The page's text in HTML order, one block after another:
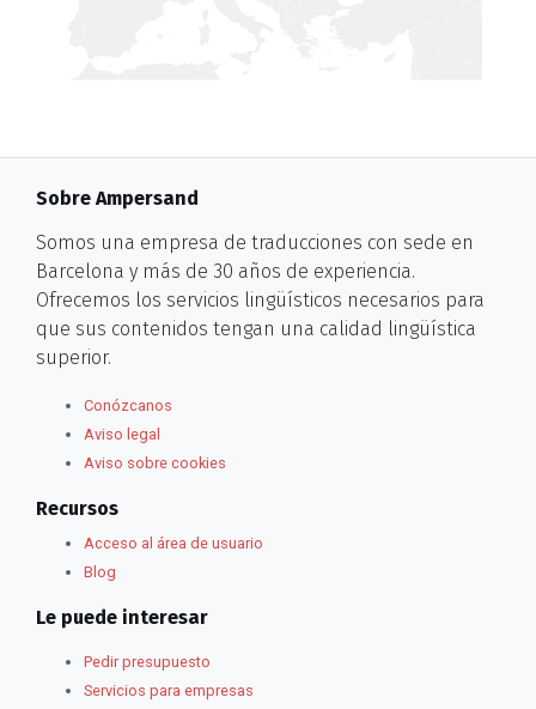
Sobre Ampersand
Somos una empresa de traducciones con sede en
Barcelona y más de 30 años de experiencia.
Ofrecemos los servicios lingüísticos necesarios para
que sus contenidos tengan una calidad lingüística
superior.
Conózcanos
Aviso legal
Aviso sobre cookies
Recursos
Acceso al área de usuario
Blog
Le puede interesar
Pedir presupuesto
Servicios para empresas